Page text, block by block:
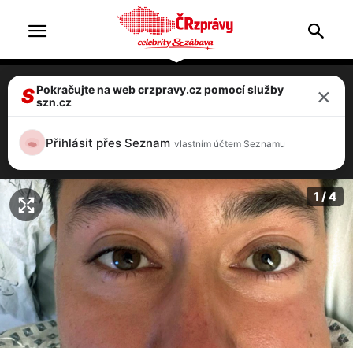
Mirai promluvil: Dostal jsem rychlou ránu!
Králové
1 / 4
SPokračujte na web crzpravy.cz pomocí služby
szn.cz
×
Přihlásit přes Seznam vlastním účtem Seznamu